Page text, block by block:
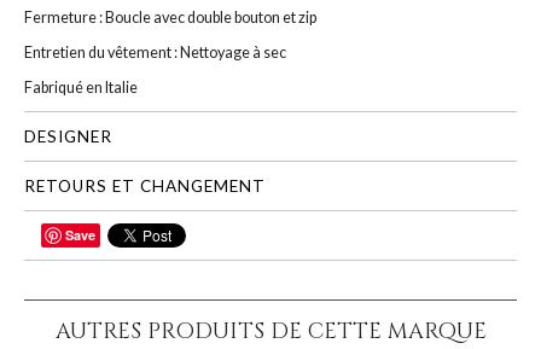
Fermeture : Boucle avec double bouton et zip
Entretien du vêtement : Nettoyage à sec
Fabriqué en Italie
DESIGNER
RETOURS ET CHANGEMENT
PARTAGER
Save
AUTRES PRODUITS DE CETTE MARQUE